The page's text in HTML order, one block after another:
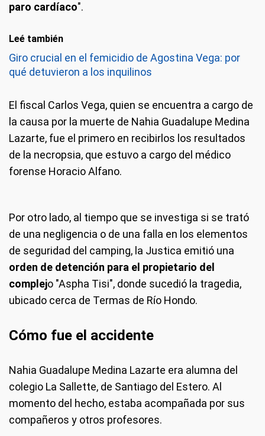
paro cardíaco".
Leé también
Giro crucial en el femicidio de Agostina Vega: por
qué detuvieron a los inquilinos
El fiscal Carlos Vega, quien se encuentra a cargo de
la causa por la muerte de Nahia Guadalupe Medina
Lazarte, fue el primero en recibirlos los resultados
de la necropsia, que estuvo a cargo del médico
forense Horacio Alfano.
Por otro lado, al tiempo que se investiga si se trató
de una negligencia o de una falla en los elementos
de seguridad del camping, la Justica emitió una
orden de detención para el propietario del
complejo "Aspha Tisi", donde sucedió la tragedia,
ubicado cerca de Termas de Río Hondo.
Cómo fue el accidente
Nahia Guadalupe Medina Lazarte era alumna del
colegio La Sallette, de Santiago del Estero. Al
momento del hecho, estaba acompañada por sus
compañeros y otros profesores.